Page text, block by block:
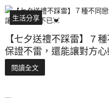
生活分享
【七夕送禮不踩雷】７
保證不雷，還能讓對方
閱讀全文